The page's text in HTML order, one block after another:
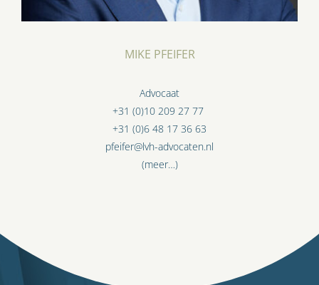
MIKE PFEIFER
Advocaat
+31 (0)10 209 27 77
+31 (0)6 48 17 36 63
pfeifer@lvh-advocaten.nl
(meer…)